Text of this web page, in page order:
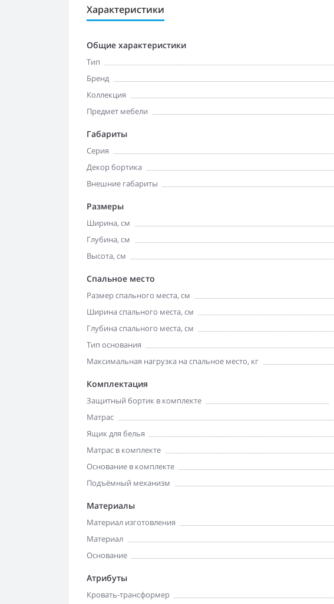
Характеристики
Общие характеристики
Тип
Бренд
Коллекция
Предмет мебели
Габариты
Серия
Декор бортика
Внешние габариты
Размеры
Ширина, см
Глубина, см
Высота, см
Спальное место
Размер спального места, см
Ширина спального места, см
Глубина спального места, см
Тип основания
Максимальная нагрузка на спальное место, кг
Комплектация
Защитный бортик в комплекте
Матрас
Ящик для белья
Матрас в комплекте
Основание в комплекте
Подъёмный механизм
Материалы
Материал изготовления
Материал
Основание
Атрибуты
Кровать-трансформер